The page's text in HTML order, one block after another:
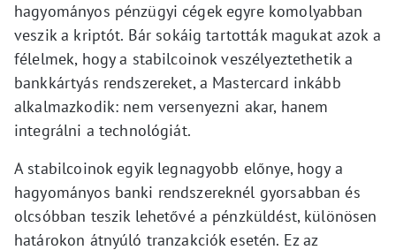
hagyományos pénzügyi cégek egyre komolyabban
veszik a kriptót. Bár sokáig tartották magukat azok a
félelmek, hogy a stabilcoinok veszélyeztethetik a
bankkártyás rendszereket, a Mastercard inkább
alkalmazkodik: nem versenyezni akar, hanem
integrálni a technológiát.
A stabilcoinok egyik legnagyobb előnye, hogy a
hagyományos banki rendszereknél gyorsabban és
olcsóbban teszik lehetővé a pénzküldést, különösen
határokon átnyúló tranzakciók esetén. Ez az